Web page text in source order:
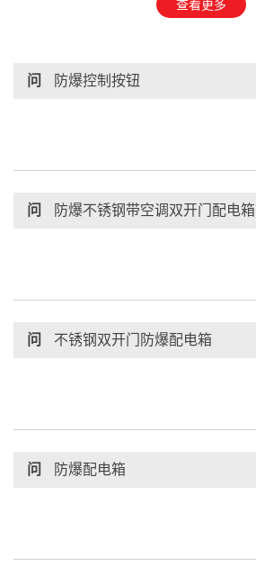
查看更多
问 防爆控制按钮
问 防爆不锈钢带空调双开门配电箱
问 不锈钢双开门防爆配电箱
问 防爆配电箱